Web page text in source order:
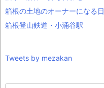
箱根の土地のオーナーになる日
箱根登山鉄道・小涌谷駅
Tweets by mezakan